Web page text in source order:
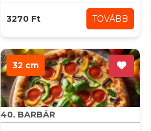
3270 Ft TOVÁBB
32 cm
40. BARBÁR